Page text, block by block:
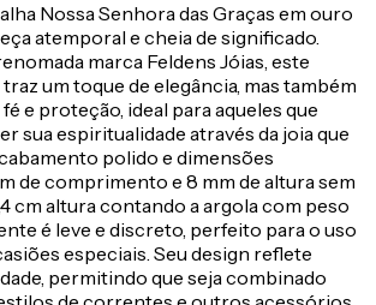
Nossa Senhora das Graças em ouro
atemporal e cheia de significado.
marca Feldens Jóias, este
um toque de elegância, mas também
e proteção, ideal para aqueles que
sua espiritualidade através da joia que
polido e dimensões
de comprimento e 8 mm de altura sem
cm altura contando a argola com peso
é leve e discreto, perfeito para o uso
especiais. Seu design reflete
permitindo que seja combinado